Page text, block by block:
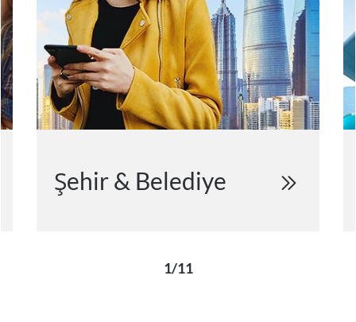
Şehir & Belediye
1/11